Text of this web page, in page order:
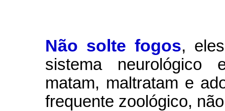
Não solte fogos,
sistema neurológico
matam, maltratam e
frequente zoológico,